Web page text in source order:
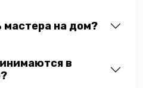
на дом?
в